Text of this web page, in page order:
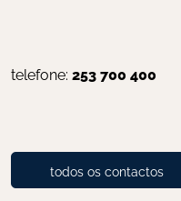
telefone: 253 700 400
todos os contactos